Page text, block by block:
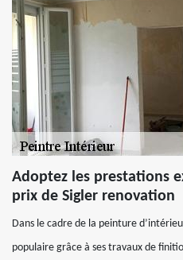
Adoptez les prestations
prix de Sigler renovation
Dans le cadre de la peinture
populaire grâce à ses travaux de